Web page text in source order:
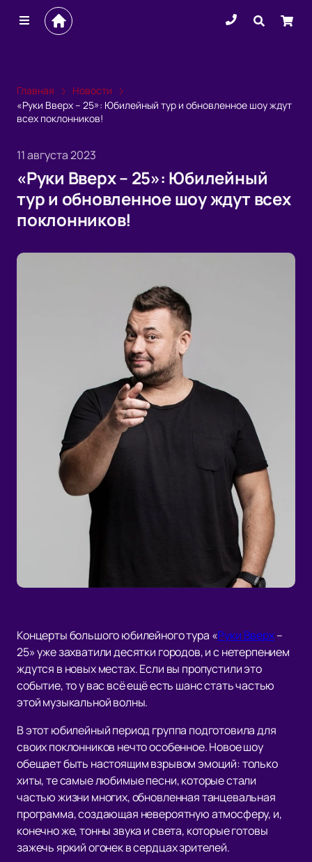
Главная
Новости
«Руки Вверх – 25»: Юбилейный тур и обновленное шоу ждут
всех поклонников!
11 августа 2023
«Руки Вверх – 25»: Юбилейный
тур и обновленное шоу ждут всех
поклонников!
Концерты большого юбилейного тура «Руки Вверх–
25» уже захватили десятки городов, и с нетерпением
ждутся в новых местах. Если вы пропустили это
событие, то у вас всё ещё есть шанс стать частью
этой музыкальной волны.
В этот юбилейный период группа подготовила для
своих поклонников нечто особенное. Новое шоу
обещает быть настоящим взрывом эмоций: только
хиты, те самые любимые песни, которые стали
частью жизни многих, обновленная танцевальная
программа, создающая невероятную атмосферу, и,
конечно же, тонны звука и света, которые готовы
зажечь яркий огонек в сердцах зрителей.